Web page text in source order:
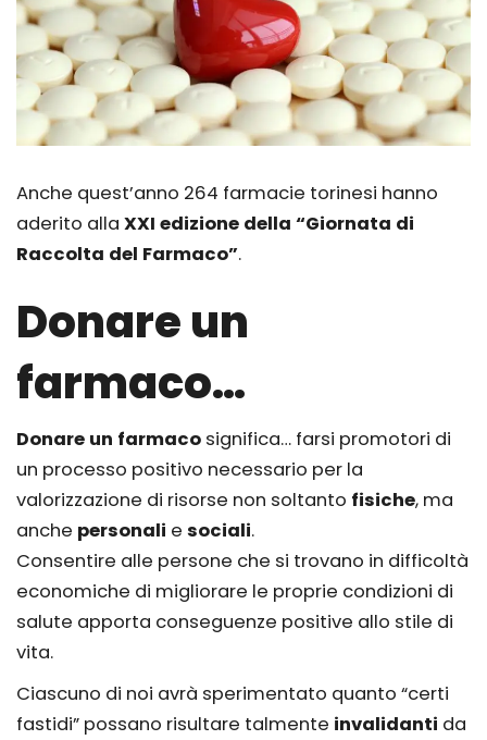
Anche quest’anno 264 farmacie torinesi hanno
aderito alla XXI edizione della “Giornata di
Raccolta del Farmaco”.
Donare un
farmaco…
Donare un farmaco significa… farsi promotori di
un processo positivo necessario per la
valorizzazione di risorse non soltanto fisiche, ma
anche personali e sociali.
Consentire alle persone che si trovano in difficoltà
economiche di migliorare le proprie condizioni di
salute apporta conseguenze positive allo stile di
vita.
Ciascuno di noi avrà sperimentato quanto “certi
fastidi” possano risultare talmente invalidanti da